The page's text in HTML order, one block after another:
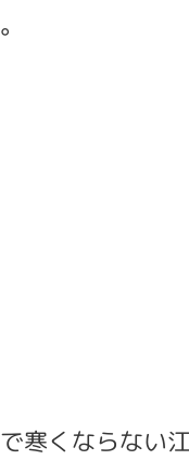
寒くならない